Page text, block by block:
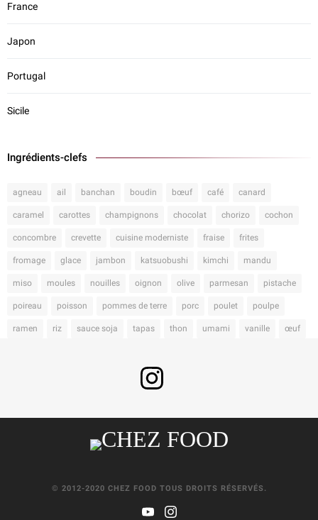
France
Japon
Portugal
Sicile
Ingrédients-clefs
agneau ail banchan boudin bœuf café canard
caramel carottes champignons chocolat chorizo cochon
concombre crevette cuisine moderniste fraise frites
fromage glace jambon katsuobushi kimchi mandu
miso moules nouilles oignon olive parmesan pistache
poireau poisson pommes de terre porc poulet poulpe
ramen riz sauce soja tapas thon umami vanille œuf
© 2012-2020 CHEZ FOOD TOUS DROITS RÉSERVÉS.